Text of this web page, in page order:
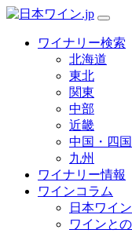
ワイナリー検索
北海道
東北
関東
中部
近畿
中国・四国
九州
ワイナリー情報
ワインコラム
日本ワイ
ワインと